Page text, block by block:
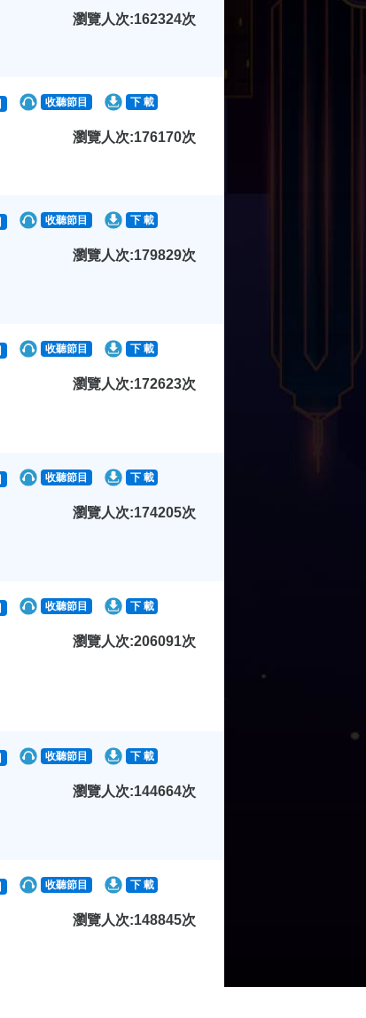
瀏覽人次:162324次
收聽節目 下 載
瀏覽人次:176170次
收聽節目 下 載
瀏覽人次:179829次
收聽節目 下 載
瀏覽人次:172623次
收聽節目 下 載
瀏覽人次:174205次
收聽節目 下 載
瀏覽人次:206091次
收聽節目 下 載
瀏覽人次:144664次
收聽節目 下 載
瀏覽人次:148845次